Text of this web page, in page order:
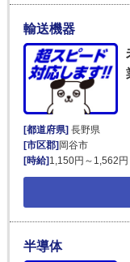
輸送機器
[都道府県]長野県
[市区郡]岡谷市
[時給]1,150円～1,562円
半導体